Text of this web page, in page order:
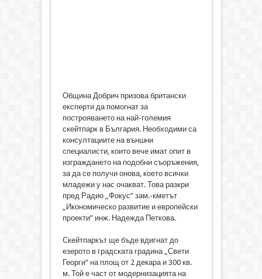
Община Добрич призова британски
експерти да помогнат за
построяването на най-големия
скейтпарк в България. Необходими са
консултациите на външни
специалисти, които вече имат опит в
изграждането на подобни съоръжения,
за да се получи онова, което всички
младежи у нас очакват. Това разкри
пред Радио „Фокус” зам.-кметът
„Икономическо развитие и европейски
проекти” инж. Надежда Петкова.
Скейтпаркът ще бъде вдигнат до
езерото в градската градина „Свети
Георги” на площ от 2 декара и 300 кв.
м. Той е част от модернизацията на